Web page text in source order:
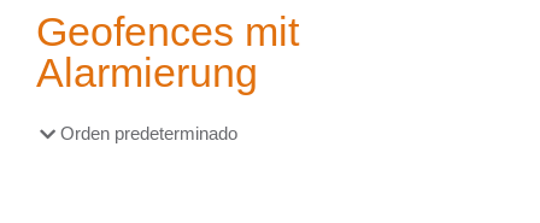
Geofences mit
Alarmierung